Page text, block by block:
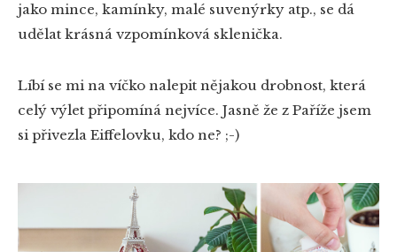
jako mince, kamínky, malé suvenýrky atp., se dá
udělat krásná vzpomínková sklenička.
Líbí se mi na víčko nalepit nějakou drobnost, která
celý výlet připomíná nejvíce. Jasně že z Paříže jsem
si přivezla Eiffelovku, kdo ne? ;-)